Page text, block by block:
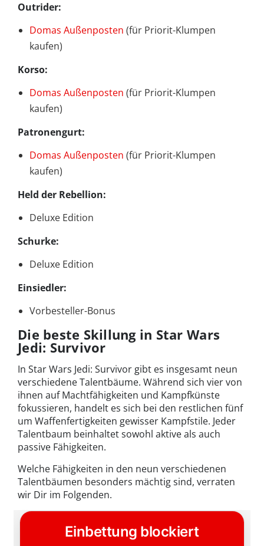
Outrider:
Domas Außenposten (für Priorit-Klumpen
kaufen)
Korso:
Domas Außenposten (für Priorit-Klumpen
kaufen)
Patronengurt:
Domas Außenposten (für Priorit-Klumpen
kaufen)
Held der Rebellion:
Deluxe Edition
Schurke:
Deluxe Edition
Einsiedler:
Vorbesteller-Bonus
Die beste Skillung in Star Wars
Jedi: Survivor
In Star Wars Jedi: Survivor gibt es insgesamt neun
verschiedene Talentbäume. Während sich vier von
ihnen auf Machtfähigkeiten und Kampfkünste
fokussieren, handelt es sich bei den restlichen fünf
um Waffenfertigkeiten gewisser Kampfstile. Jeder
Talentbaum beinhaltet sowohl aktive als auch
passive Fähigkeiten.
Welche Fähigkeiten in den neun verschiedenen
Talentbäumen besonders mächtig sind, verraten
wir Dir im Folgenden.